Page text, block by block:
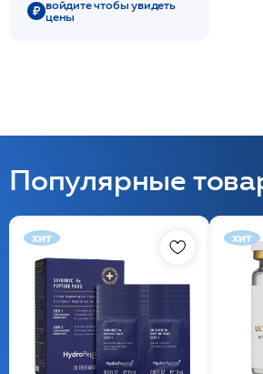
войдите чтобы увидеть
цены
Популярные
хит хит